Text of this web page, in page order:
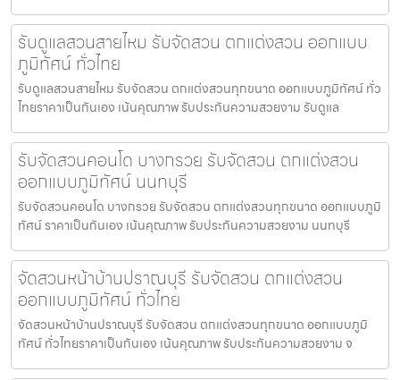
รับดูแลสวนสายไหม รับจัดสวน ตกแต่งสวน ออกแบบ
ภูมิทัศน์ ทั่วไทย
รับดูแลสวนสายไหม รับจัดสวน ตกแต่งสวนทุกขนาด ออกแบบภูมิทัศน์ ทั่ว
ไทยราคาเป็นกันเอง เน้นคุณภาพ รับประกันความสวยงาม รับดูแล
รับจัดสวนคอนโด บางกรวย รับจัดสวน ตกแต่งสวน
ออกแบบภูมิทัศน์ นนทบุรี
รับจัดสวนคอนโด บางกรวย รับจัดสวน ตกแต่งสวนทุกขนาด ออกแบบภูมิ
ทัศน์ ราคาเป็นกันเอง เน้นคุณภาพ รับประกันความสวยงาม นนทบุรี
จัดสวนหน้าบ้านปราณบุรี รับจัดสวน ตกแต่งสวน
ออกแบบภูมิทัศน์ ทั่วไทย
จัดสวนหน้าบ้านปราณบุรี รับจัดสวน ตกแต่งสวนทุกขนาด ออกแบบภูมิ
ทัศน์ ทั่วไทยราคาเป็นกันเอง เน้นคุณภาพ รับประกันความสวยงาม จ